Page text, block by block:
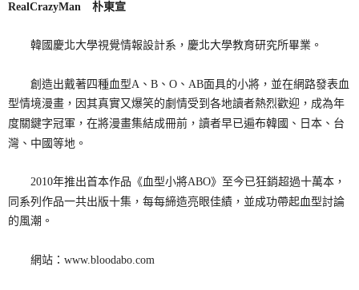
RealCrazyMan 朴東宣
韓國慶北大學視覺情報設計系，慶北大學教育研究所畢業。
創造出戴著四種血型A、B、O、AB面具的小將，並在網路發表血
型情境漫畫，因其真實又爆笑的劇情受到各地讀者熱烈歡迎，成為年
度關鍵字冠軍，在將漫畫集結成冊前，讀者早已遍布韓國、日本、台
灣、中國等地。
2010年推出首本作品《血型小將ABO》至今已狂銷超過十萬本，
同系列作品一共出版十集，每每締造亮眼佳績，並成功帶起血型討論
的風潮。
網站：www.bloodabo.com